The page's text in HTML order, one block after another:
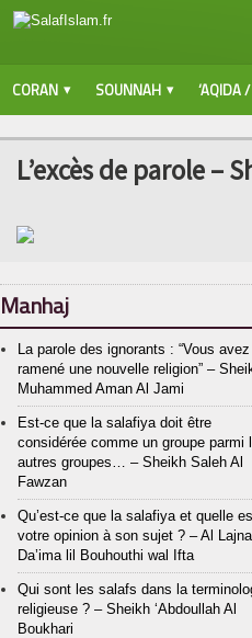
CORAN SOUNNAH ‘AQIDA
L’excès de parole –
Manhaj
La parole des ignorants : “Vous avez
ramené une nouvelle religion” –
Muhammed Aman Al Jami
Est-ce que la salafiya doit être
considérée comme un groupe parmi
autres groupes… – Sheikh Saleh Al
Fawzan
Qu’est-ce que la salafiya et quelle
votre opinion à son sujet ? – Al
Da’ima lil Bouhouthi wal Ifta
Qui sont les salafs dans la
religieuse ? – Sheikh ‘Abdoullah Al
Boukhari